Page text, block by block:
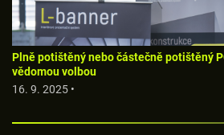
Plně potištěný nebo částečně potištěný
vědomou volbou
16. 9. 2025 •